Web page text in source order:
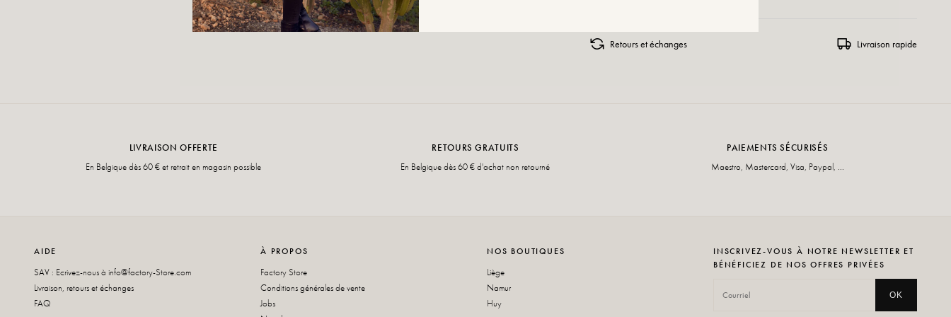
Retours et échanges Livraison rapide
LIVRAISON OFFERTE
En Belgique dès 60 € et retrait en magasin possible
RETOURS GRATUITS
En Belgique dès 60 € d'achat non retourné
PAIEMENTS SÉCURISÉS
Maestro, Mastercard, Visa, Paypal, ...
AIDE
SAV : Ecrivez-nous à info@factory-Store.com
Livraison, retours et échanges
FAQ
À PROPOS
Factory Store
Conditions générales de vente
Jobs
NOS BOUTIQUES
Liège
Namur
Huy
INSCRIVEZ-VOUS À NOTRE NEWSLETTER ET
BÉNÉFICIEZ DE NOS OFFRES PRIVÉES
OK